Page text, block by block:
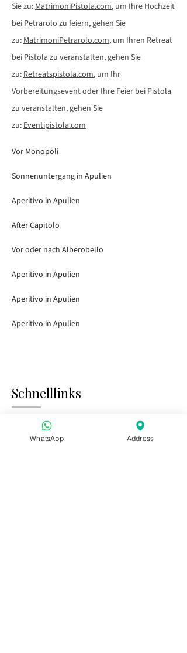
Sie zu:MatrimoniPistola.com, um Ihre Hochzeit
bei Petrarolo zu feiern, gehen Sie
zu:MatrimoniPetrarolo.com, um Ihren Retreat
bei Pistola zu veranstalten, gehen Sie
zu:Retreatspistola.com, um Ihr
Vorbereitungsevent oder Ihre Feier bei Pistola
zu veranstalten, gehen Sie
zu:Eventipistola.com
Vor Monopoli
Sonnenuntergang in Apulien
Aperitivo in Apulien
After Capitolo
Vor oder nach Alberobello
Aperitivo in Apulien
Aperitivo in Apulien
Aperitivo in Apulien
Schnelllinks
Startseite Besuch der Gärten
WhatsApp Address